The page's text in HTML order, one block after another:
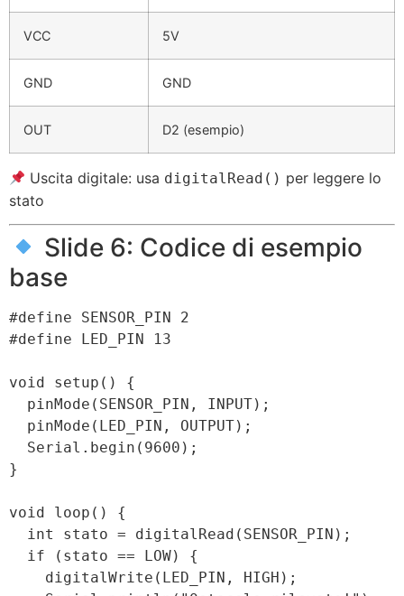
VCC 5V
GND GND
OUT D2 (esempio)
Uscita digitale: usa digitalRead() per leggere lo
stato
Slide 6: Codice di esempio
base
#define SENSOR_PIN 2
#define LED_PIN 13
void setup() {
}
void loop() {